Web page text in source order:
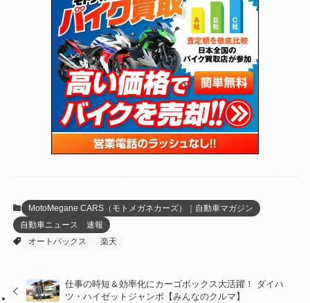
(34)
(5)
(12)
(65)
(109)
(25)
(24)
(47)
(15)
(5)
(62)
(4)
(6)
(17)
(5)
(131)
(38)
(131)
(167)
(85)
(21)
(61)
(171)
(98)
(13)
(60)
(274)
(171)
(38)
(47)
(59)
(47)
(141)
(255)
(204)
(23)
(33)
(34)
(35)
(41)
(415)
(16)
(170)
(27)
(147)
(13)
(19)
(12)
(16)
(16)
MotoMegane CARS（モトメガネカーズ）｜自動車マガジン
自動車ニュース 速報
オートバックス
楽天
仕事の時短＆効率化にカーゴボックス大活躍！ ダイハ
ツ・ハイゼットジャンボ【みんなのクルマ】